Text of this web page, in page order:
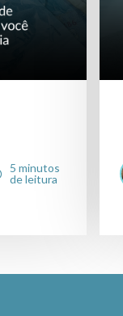
5 minutos
de leitura